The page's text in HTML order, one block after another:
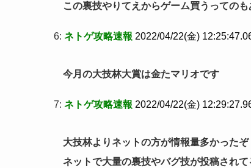
この裏技やりてえからゲーム買うっての
6: ネトゲ攻略速報 2022/04/22(金)
今月の大技林大賞は金たマリオです
7: ネトゲ攻略速報 2022/04/22(金)
大技林よりネットの方が情報量多かったぞ
ネットで大量の裏技やバグ技が投稿され